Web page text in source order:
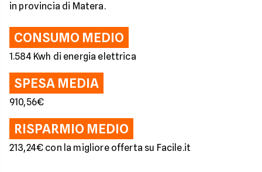
in provincia di Matera.
CONSUMO MEDIO
1.584 Kwh di energia elettrica
SPESA MEDIA
910,56€
RISPARMIO MEDIO
213,24€ con la migliore offerta su Facile.it